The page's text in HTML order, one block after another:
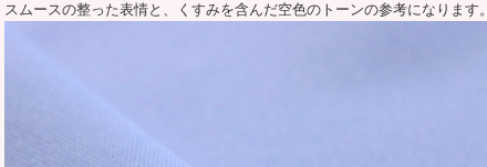
スムースの整った表情と、くすみを含んだ空色のトーンの参考になります。